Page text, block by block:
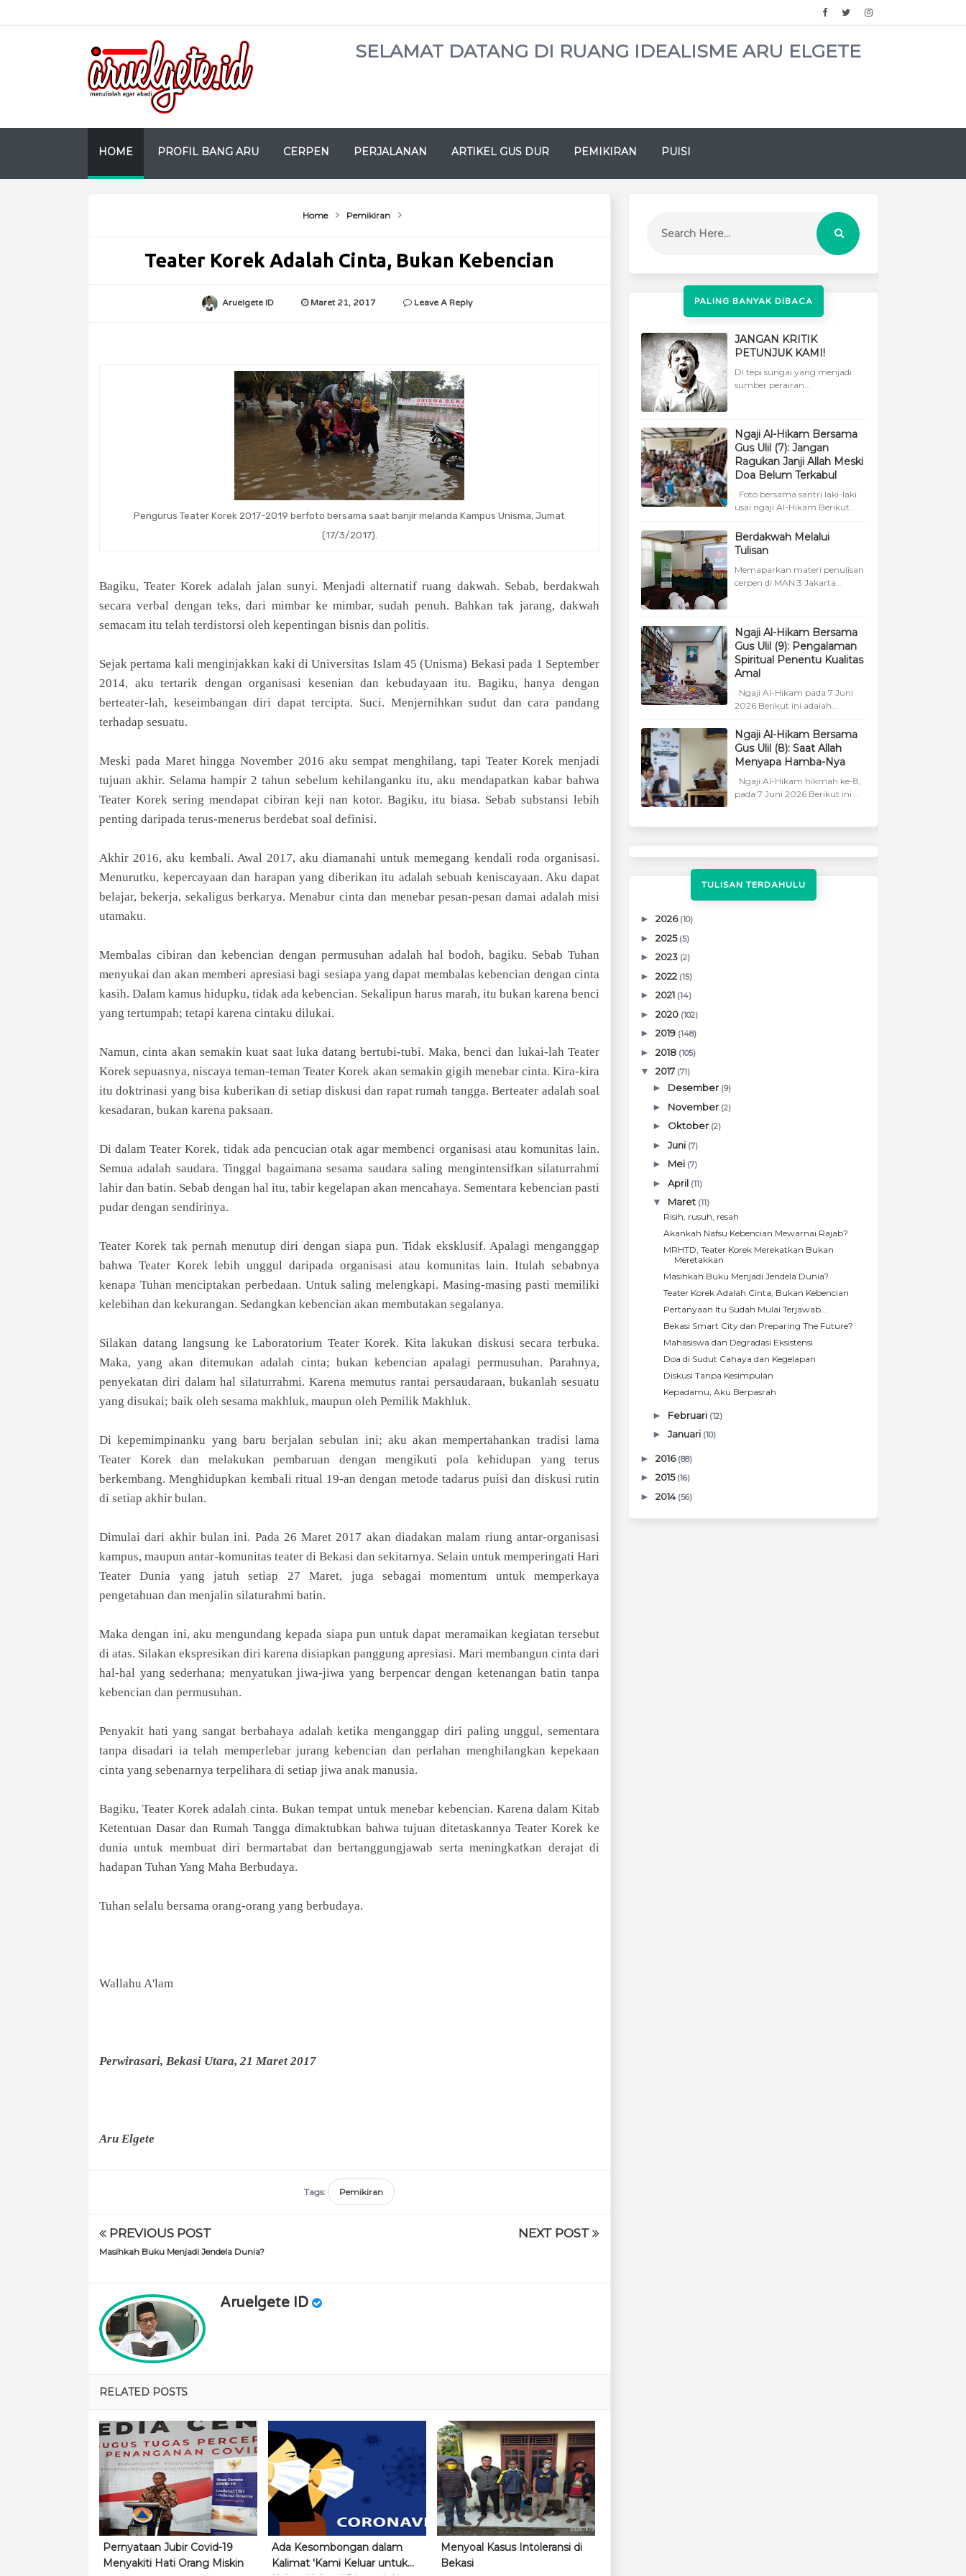
SELAMAT DATANG DI RUANG IDEALISME ARU ELGETE
HOME PROFIL BANG ARU CERPEN PERJALANAN ARTIKEL GUS DUR PEMIKIRAN PUISI
Home Pemikiran
Teater Korek Adalah Cinta, Bukan Kebencian
Aruelgete ID Maret 21, 2017 Leave A Reply
Pengurus Teater Korek 2017-2019 berfoto bersama saat banjir melanda Kampus Unisma, Jumat
(17/3/2017).
Bagiku, Teater Korek adalah jalan sunyi. Menjadi alternatif ruang dakwah. Sebab, berdakwah
secara verbal dengan teks, dari mimbar ke mimbar, sudah penuh. Bahkan tak jarang, dakwah
semacam itu telah terdistorsi oleh kepentingan bisnis dan politis.
Sejak pertama kali menginjakkan kaki di Universitas Islam 45 (Unisma) Bekasi pada 1 September
2014, aku tertarik dengan organisasi kesenian dan kebudayaan itu. Bagiku, hanya dengan
berteater-lah, keseimbangan diri dapat tercipta. Suci. Menjernihkan sudut dan cara pandang
terhadap sesuatu.
Meski pada Maret hingga November 2016 aku sempat menghilang, tapi Teater Korek menjadi
tujuan akhir. Selama hampir 2 tahun sebelum kehilanganku itu, aku mendapatkan kabar bahwa
Teater Korek sering mendapat cibiran keji nan kotor. Bagiku, itu biasa. Sebab substansi lebih
penting daripada terus-menerus berdebat soal definisi.
Akhir 2016, aku kembali. Awal 2017, aku diamanahi untuk memegang kendali roda organisasi.
Menurutku, kepercayaan dan harapan yang diberikan itu adalah sebuah keniscayaan. Aku dapat
belajar, bekerja, sekaligus berkarya. Menabur cinta dan menebar pesan-pesan damai adalah misi
utamaku.
Membalas cibiran dan kebencian dengan permusuhan adalah hal bodoh, bagiku. Sebab Tuhan
menyukai dan akan memberi apresiasi bagi sesiapa yang dapat membalas kebencian dengan cinta
kasih. Dalam kamus hidupku, tidak ada kebencian. Sekalipun harus marah, itu bukan karena benci
yang tertumpah; tetapi karena cintaku dilukai.
Namun, cinta akan semakin kuat saat luka datang bertubi-tubi. Maka, benci dan lukai-lah Teater
Korek sepuasnya, niscaya teman-teman Teater Korek akan semakin gigih menebar cinta. Kira-kira
itu doktrinasi yang bisa kuberikan di setiap diskusi dan rapat rumah tangga. Berteater adalah soal
kesadaran, bukan karena paksaan.
Di dalam Teater Korek, tidak ada pencucian otak agar membenci organisasi atau komunitas lain.
Semua adalah saudara. Tinggal bagaimana sesama saudara saling mengintensifkan silaturrahmi
lahir dan batin. Sebab dengan hal itu, tabir kegelapan akan mencahaya. Sementara kebencian pasti
pudar dengan sendirinya.
Teater Korek tak pernah menutup diri dengan siapa pun. Tidak eksklusif. Apalagi menganggap
bahwa Teater Korek lebih unggul daripada organisasi atau komunitas lain. Itulah sebabnya
kenapa Tuhan menciptakan perbedaan. Untuk saling melengkapi. Masing-masing pasti memiliki
kelebihan dan kekurangan. Sedangkan kebencian akan membutakan segalanya.
Silakan datang langsung ke Laboratorium Teater Korek. Kita lakukan diskusi secara terbuka.
Maka, yang akan ditemukan adalah cinta; bukan kebencian apalagi permusuhan. Parahnya,
penyekatan diri dalam hal silaturrahmi. Karena memutus rantai persaudaraan, bukanlah sesuatu
yang disukai; baik oleh sesama makhluk, maupun oleh Pemilik Makhluk.
Di kepemimpinanku yang baru berjalan sebulan ini; aku akan mempertahankan tradisi lama
Teater Korek dan melakukan pembaruan dengan mengikuti pola kehidupan yang terus
berkembang. Menghidupkan kembali ritual 19-an dengan metode tadarus puisi dan diskusi rutin
di setiap akhir bulan.
Dimulai dari akhir bulan ini. Pada 26 Maret 2017 akan diadakan malam riung antar-organisasi
kampus, maupun antar-komunitas teater di Bekasi dan sekitarnya. Selain untuk memperingati Hari
Teater Dunia yang jatuh setiap 27 Maret, juga sebagai momentum untuk memperkaya
pengetahuan dan menjalin silaturahmi batin.
Maka dengan ini, aku mengundang kepada siapa pun untuk dapat meramaikan kegiatan tersebut
di atas. Silakan ekspresikan diri karena disiapkan panggung apresiasi. Mari membangun cinta dari
hal-hal yang sederhana; menyatukan jiwa-jiwa yang berpencar dengan ketenangan batin tanpa
kebencian dan permusuhan.
Penyakit hati yang sangat berbahaya adalah ketika menganggap diri paling unggul, sementara
tanpa disadari ia telah memperlebar jurang kebencian dan perlahan menghilangkan kepekaan
cinta yang sebenarnya terpelihara di setiap jiwa anak manusia.
Bagiku, Teater Korek adalah cinta. Bukan tempat untuk menebar kebencian. Karena dalam Kitab
Ketentuan Dasar dan Rumah Tangga dimaktubkan bahwa tujuan ditetaskannya Teater Korek ke
dunia untuk membuat diri bermartabat dan bertanggungjawab serta meningkatkan derajat di
hadapan Tuhan Yang Maha Berbudaya.
Tuhan selalu bersama orang-orang yang berbudaya.
Wallahu A'lam
Perwirasari, Bekasi Utara, 21 Maret 2017
Aru Elgete
Tags: Pemikiran
PREVIOUS POST
Masihkah Buku Menjadi Jendela Dunia?
NEXT POST
Aruelgete ID
RELATED POSTS
Pernyataan Jubir Covid-19
Menyakiti Hati Orang Miskin
Ada Kesombongan dalam
Kalimat 'Kami Keluar untuk
Menyoal Kasus Intoleransi di
Bekasi
PALING BANYAK DIBACA
JANGAN KRITIK
PETUNJUK KAMI!
Di tepi sungai yang menjadi
sumber perairan...
Ngaji Al-Hikam Bersama
Gus Ulil (7): Jangan
Ragukan Janji Allah Meski
Doa Belum Terkabul
Foto bersama santri laki-laki
usai ngaji Al-Hikam Berikut...
Berdakwah Melalui
Tulisan
Memaparkan materi penulisan
cerpen di MAN 3 Jakarta...
Ngaji Al-Hikam Bersama
Gus Ulil (9): Pengalaman
Spiritual Penentu Kualitas
Amal
Ngaji Al-Hikam pada 7 Juni
2026 Berikut ini adalah...
Ngaji Al-Hikam Bersama
Gus Ulil (8): Saat Allah
Menyapa Hamba-Nya
Ngaji Al-Hikam hikmah ke-8,
pada 7 Juni 2026 Berikut ini...
TULISAN TERDAHULU
►2026 (10)
►2025 (5)
►2023 (2)
►2022 (15)
►2021 (14)
►2020 (102)
►2019 (148)
►2018 (105)
▼2017 (71)
► Desember (9)
► November (2)
► Oktober (2)
►Juni (7)
► Mei (7)
►April (11)
▼ Maret (11)
Risih, rusuh, resah
Akankah Nafsu Kebencian Mewarnai Rajab?
MRHTD, Teater Korek Merekatkan Bukan
Meretakkan
Masihkah Buku Menjadi Jendela Dunia?
Teater Korek Adalah Cinta, Bukan Kebencian
Pertanyaan Itu Sudah Mulai Terjawab...
Bekasi Smart City dan Preparing The Future?
Mahasiswa dan Degradasi Eksistensi
Doa di Sudut Cahaya dan Kegelapan
Diskusi Tanpa Kesimpulan
Kepadamu, Aku Berpasrah
► Februari (12)
►Januari (10)
►2016 (88)
►2015 (16)
►2014 (56)